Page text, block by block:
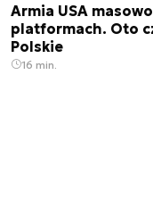
Armia USA
platformach. Oto
Polskie
16 min.